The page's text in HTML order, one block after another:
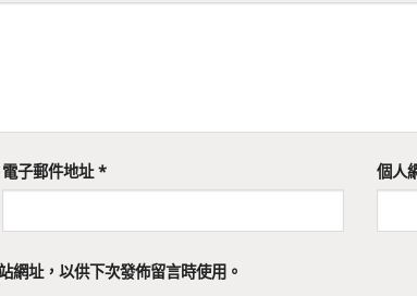
電子郵件地址* 個人
網址，以供下次發佈留言時使用。